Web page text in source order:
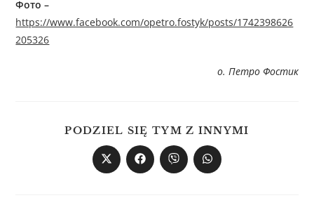
Фото –
https://www.facebook.com/opetro.fostyk/posts/1742398626
205326
о. Петро Фостик
PODZIEL SIĘ TYM Z INNYMI